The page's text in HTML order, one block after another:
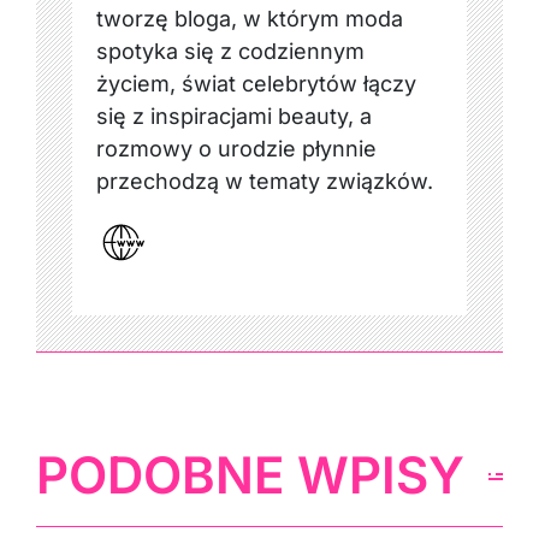
tworzę bloga, w którym moda
spotyka się z codziennym
życiem, świat celebrytów łączy
się z inspiracjami beauty, a
rozmowy o urodzie płynnie
przechodzą w tematy związków.
PODOBNE WPISY